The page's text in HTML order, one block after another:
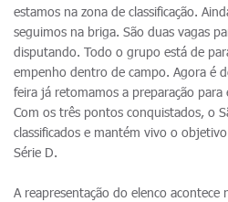
estamos na zona de classificação.
seguimos na briga. São duas vagas
disputando. Todo o grupo está de
empenho dentro de campo. Agora é
feira já retomamos a preparação
Com os três pontos conquistados, o
classificados e mantém vivo o
Série D.
A reapresentação do elenco